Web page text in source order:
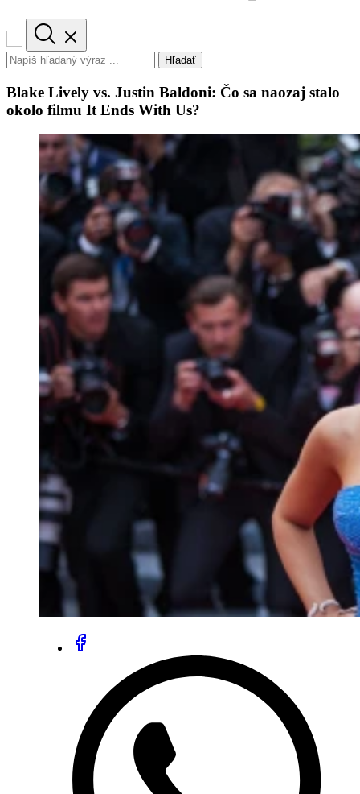
Hľadať
Blake Lively vs. Justin Baldoni: Čo sa naozaj stalo
okolo filmu It Ends With Us?